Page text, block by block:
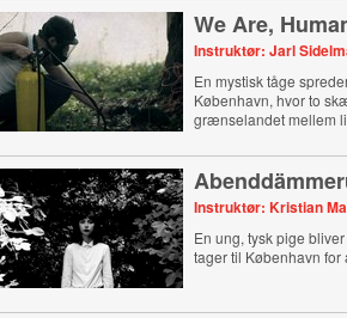
We Are,
Instruktør: Jarl
En mystisk tåge
København, hvor to
grænselandet mellem
Instruktør: Kristian
En ung, tysk pige
tager til København for